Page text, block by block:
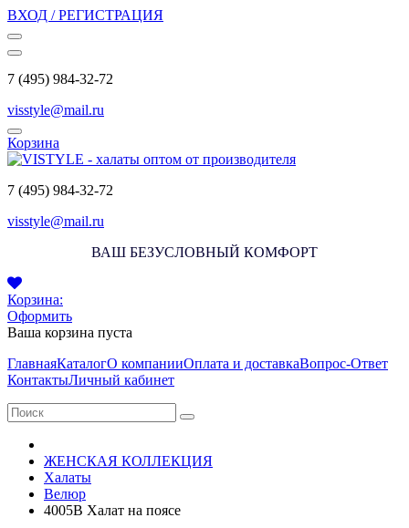
ВХОД / РЕГИСТРАЦИЯ
7 (495) 984-32-72
visstyle@mail.ru
Корзина
7 (495) 984-32-72
visstyle@mail.ru
ВАШ БЕЗУСЛОВНЫЙ КОМФОРТ
Корзина:
Оформить
Ваша корзина пуста
ГлавнаяКаталогО компанииОплата и доставкаВопрос-Ответ
КонтактыЛичный кабинет
ЖЕНСКАЯ КОЛЛЕКЦИЯ
Халаты
Велюр
4005В Халат на поясе